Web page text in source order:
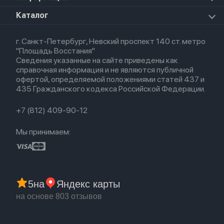
Apple Watch SE 2022
Airpods 3
Airpods (1-е)
EarPods
HomePod 2
Для Macbook
О магазине
Политика конфиденциальности
Оплата и доставка
Партнерская программа
Гарантия
Обмен и возврат
Бонусы
Каталог
Новые поступления
Популярное
Акции
г. Санкт-Петербург, Невский проспект 140 ст. метро
"Площадь Восстания"
Сведения указанные на сайте приведены как
справочная информация и не являются публичной
офертой, определяемой положениями статей 437 и
435 Гражданского кодекса Российской Федерации.
+7 (812) 409-90-12
Мы принимаем:
5на Яндекс карты
на основе 803 отзывов